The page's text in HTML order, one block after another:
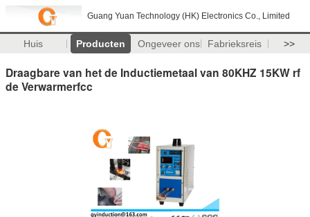
Guang Yuan Technology (HK) Electronics Co., Limited
Huis Producten Ongeveer ons Fabrieksreis >>
Draagbare van het de Inductiemetaal van 80KHZ 15KW rf
de Verwarmerfcc